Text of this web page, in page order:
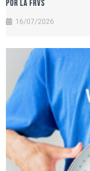
por la FRVS
16/07/2026